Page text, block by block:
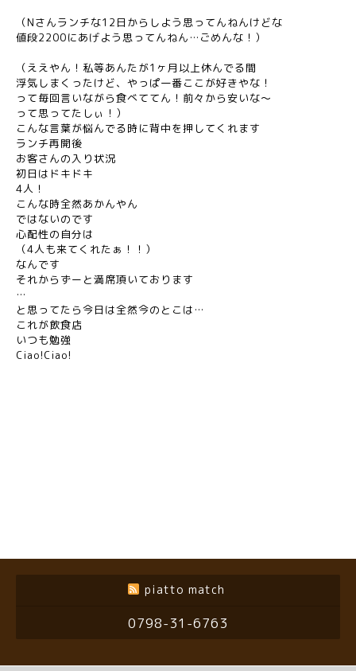
（Nさんランチな12日からしよう思ってんねんけどな
値段2200にあげよう思ってんねん…ごめんな！）
（ええやん！私等あんたが1ヶ月以上休んでる間
浮気しまくったけど、やっぱ一番ここが好きやな！
って毎回言いながら食べててん！前々から安いな〜
って思ってたしぃ！）
こんな言葉が悩んでる時に背中を押してくれます
ランチ再開後
お客さんの入り状況
初日はドキドキ
4人！
こんな時全然あかんやん
ではないのです
心配性の自分は
（4人も来てくれたぁ！！）
なんです
それからずーと満席頂いております
…
と思ってたら今日は全然今のとこは…
これが飲食店
いつも勉強
Ciao!Ciao!
piatto match
0798-31-6763